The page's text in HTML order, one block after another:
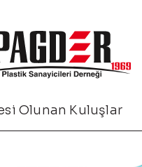
Olunan Kuluşlar